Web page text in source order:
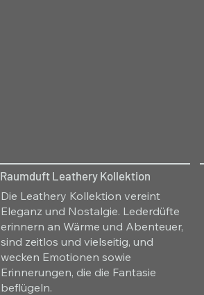
Raumduft Leathery Kollektion
Die Leathery Kollektion vereint
Eleganz und Nostalgie. Lederdüfte
erinnern an Wärme und Abenteuer,
sind zeitlos und vielseitig, und
wecken Emotionen sowie
Erinnerungen, die die Fantasie
beflügeln.